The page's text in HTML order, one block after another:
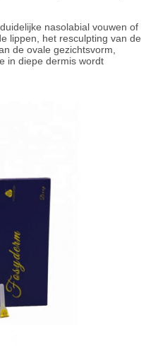
nasolabial vouwen of
lippen, het resculpting van de
de ovale gezichtsvorm,
in diepe dermis wordt